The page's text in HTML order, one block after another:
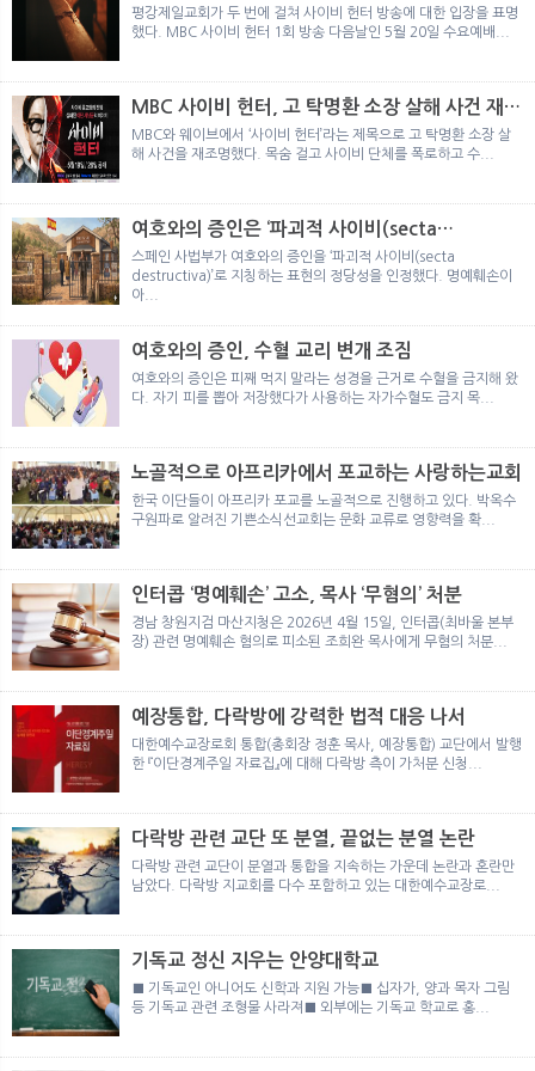
평강제일교회가 두 번에 걸쳐 사이비 헌터 방송에 대한 입장을 표명
했다. MBC 사이비 헌터 1회 방송 다음날인 5월 20일 수요예배...
MBC 사이비 헌터, 고 탁명환 소장 살해 사건 재조
명
MBC와 웨이브에서 ‘사이비 헌터’라는 제목으로 고 탁명환 소장 살
해 사건을 재조명했다. 목숨 걸고 사이비 단체를 폭로하고 수...
여호와의 증인은 ‘파괴적 사이비(secta
destructiva)’
스페인 사법부가 여호와의 증인을 ‘파괴적 사이비(secta
destructiva)’로 지칭하는 표현의 정당성을 인정했다. 명예훼손이
아...
여호와의 증인, 수혈 교리 변개 조짐
여호와의 증인은 피째 먹지 말라는 성경을 근거로 수혈을 금지해 왔
다. 자기 피를 뽑아 저장했다가 사용하는 자가수혈도 금지 목...
노골적으로 아프리카에서 포교하는 사랑하는교회
한국 이단들이 아프리카 포교를 노골적으로 진행하고 있다. 박옥수
구원파로 알려진 기쁜소식선교회는 문화 교류로 영향력을 확...
인터콥 ‘명예훼손’ 고소, 목사 ‘무혐의’ 처분
경남 창원지검 마산지청은 2026년 4월 15일, 인터콥(최바울 본부
장) 관련 명예훼손 혐의로 피소된 조희완 목사에게 무혐의 처분...
예장통합, 다락방에 강력한 법적 대응 나서
대한예수교장로회 통합(총회장 정훈 목사, 예장통합) 교단에서 발행
한 『이단경계주일 자료집』에 대해 다락방 측이 가처분 신청...
다락방 관련 교단 또 분열, 끝없는 분열 논란
다락방 관련 교단이 분열과 통합을 지속하는 가운데 논란과 혼란만
남았다. 다락방 지교회를 다수 포함하고 있는 대한예수교장로...
기독교 정신 지우는 안양대학교
■ 기독교인 아니어도 신학과 지원 가능■ 십자가, 양과 목자 그림
등 기독교 관련 조형물 사라져■ 외부에는 기독교 학교로 홍...